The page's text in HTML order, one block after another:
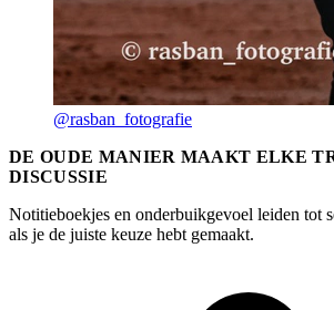
@rasban_fotografie
DE OUDE MANIER MAAKT ELKE
DISCUSSIE
Notitieboekjes en onderbuikgevoel leiden tot
als je de juiste keuze hebt gemaakt.